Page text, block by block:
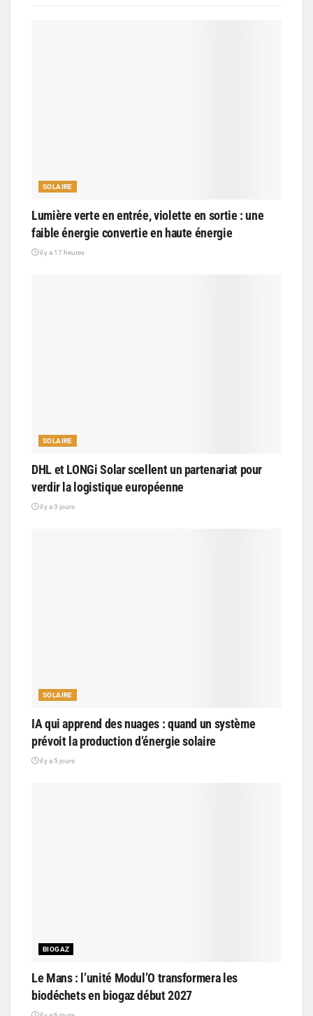
SOLAIRE
Lumière verte en entrée, violette en sortie : une
faible énergie convertie en haute énergie
il y a 17 heures
SOLAIRE
DHL et LONGi Solar scellent un partenariat pour
verdir la logistique européenne
il y a 3 jours
SOLAIRE
IA qui apprend des nuages : quand un système
prévoit la production d’énergie solaire
il y a 5 jours
BIOGAZ
Le Mans : l’unité Modul’O transformera les
biodéchets en biogaz début 2027